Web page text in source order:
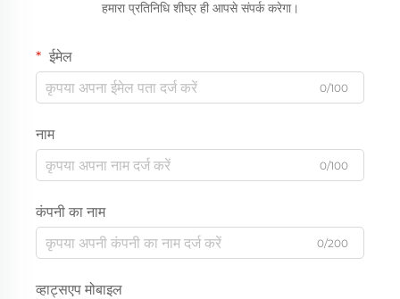
हमारा प्रतिनिधि शीघ्र ही आपसे संपर्क करेगा।
ईमेल
0/100
नाम
0/100
कंपनी का नाम
0/200
व्हाट्सएप मोबाइल